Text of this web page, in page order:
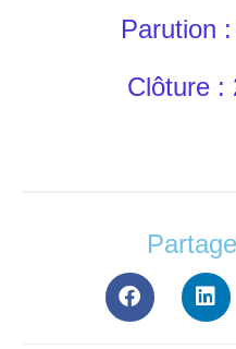
Parution
Clôture :